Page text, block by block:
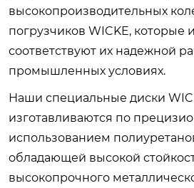
высокопроизводительных
погрузчиков WICKE, которые
соответствуют их надежной
промышленных условиях.
Наши специальные диски
изготавливаются по
использованием
обладающей высокой
высокопрочного